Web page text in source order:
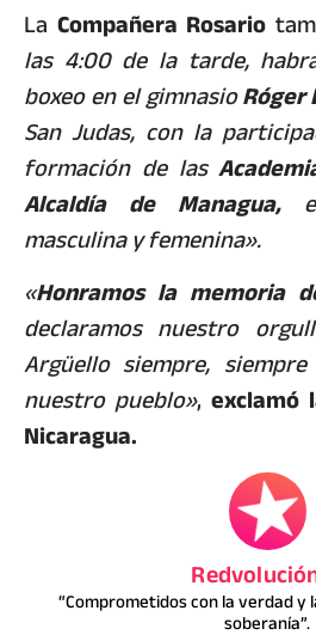
La Compañera Rosario
las 4:00 de la tarde,
boxeo en el gimnasioRóger
San Judas, con la
formación de las
Alcaldía de Managua,
masculina y femenina».
«Honramos la memoria
declaramos nuestro
Argüello siempre,
nuestro pueblo»,exclamó
Nicaragua.
“Comprometidos con la verdad
soberanía”.